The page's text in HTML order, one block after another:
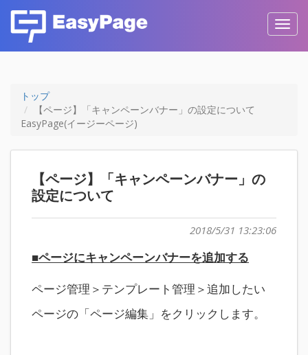
トップ
【ページ】「キャンペーンバナー」の設定について
EasyPage(イージーページ)
【ページ】「キャンペーンバナー」の
設定について
2018/5/31 13:23:06
■ページにキャンペーンバナーを追加する
ページ管理＞テンプレート管理＞追加したい
ページの「ページ編集」をクリックします。